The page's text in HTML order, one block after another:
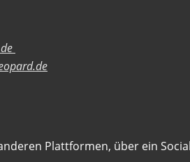
Plattformen, über ein